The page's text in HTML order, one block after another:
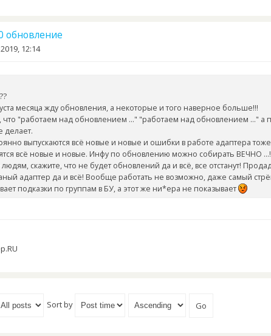
обновление
12:14
месяца жду обновления, а некоторые и того наверное больше!!!
"работаем над обновлением ..." "работаем над обновлением ..." а
делает.
выпускаются всё новые и новые и ошибки в работе адаптера тоже
всё новые и новые. Инфу по обновлению можно собирать ВЕЧНО
скажите, что не будет обновлений да и всё, все отстанут!
адаптер да и всё! Вообще работать не возможно, даже самый
подказки по группам в БУ, а этот же ни*ера не показывает
Sort by